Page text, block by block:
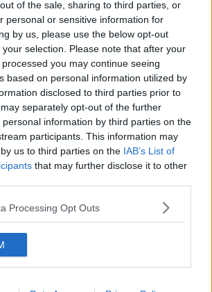
of the sale, sharing to third parties, or
personal or sensitive information for
by us, please use the below opt-out
selection. Please note that after your
you may continue seeing
based on personal information utilized by
disclosed to third parties prior to
separately opt-out of the further
information by third parties on the
participants. This information may
us to third parties on the IAB’s List of
that may further disclose it to other
Processing Opt Outs
Medizinischer Bericht und Aufgaben Tour de France
Femmes 2026, Etappe 7 – Anna van der Breggen
steigt aus dem Rennen aus
Aug 07, 18:36
Tour de France Femmes 2026: Gesamtwertung nach
der 7. Etappe – Niewiadoma übernimmt Gelb mit 15
Sekunden Vorsprung auf Vollering
Aug 07, 18:34
auf die 8. Etappe der Tour de France
2026: Profile, Favoritinnen und Prognosen
Gelbes Trikot?
07, 18:09
Profile, Favoriten, TV- und Online-Übertragung sowie